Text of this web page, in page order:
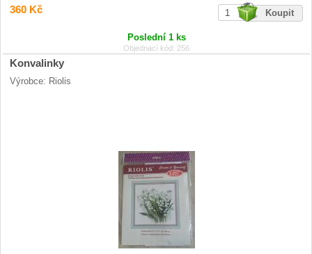
360 Kč
Poslední 1 ks
Objednací kód: 256
Konvalinky
Výrobce: Riolis